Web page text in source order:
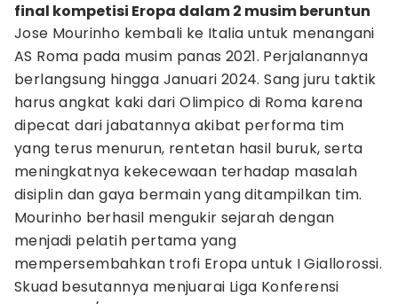
final kompetisi Eropa dalam 2 musim beruntun
Jose Mourinho kembali ke Italia untuk menangani
AS Roma pada musim panas 2021. Perjalanannya
berlangsung hingga Januari 2024. Sang juru taktik
harus angkat kaki dari Olimpico di Roma karena
dipecat dari jabatannya akibat performa tim
yang terus menurun, rentetan hasil buruk, serta
meningkatnya kekecewaan terhadap masalah
disiplin dan gaya bermain yang ditampilkan tim.
Mourinho berhasil mengukir sejarah dengan
menjadi pelatih pertama yang
mempersembahkan trofi Eropa untuk I Giallorossi.
Skuad besutannya menjuarai Liga Konferensi